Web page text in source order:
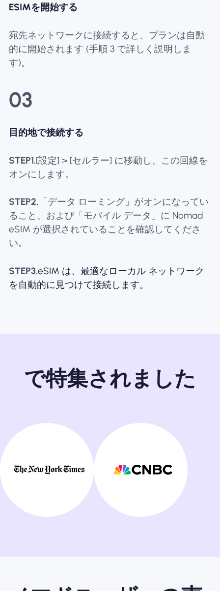
ESIMを開始する
宛先ネットワークに接続すると、プランは自動
的に開始されます (手順 3 で詳しく説明しま
す)。
03
目的地で接続する
STEP1.[設定] > [セルラー] に移動し、この回線を
オンにします。
STEP2. 「データ ローミング」がオンになってい
ること、および「モバイル データ」に Nomad
eSIM が選択されていることを確認してくださ
い。
STEP3.eSIM は、最適なローカル ネットワーク
を自動的に見つけて接続します。
で特集されました